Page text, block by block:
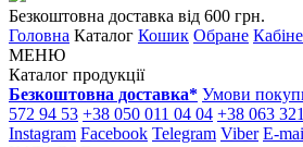
Безкоштовна доставка від 600 грн.
Головна Каталог Кошик Обране
МЕНЮ
Каталог продукції
Безкоштовна доставка* Умови
572 94 53 +38 050 011 04 04 +38 063
Instagram Facebook Telegram Viber E-